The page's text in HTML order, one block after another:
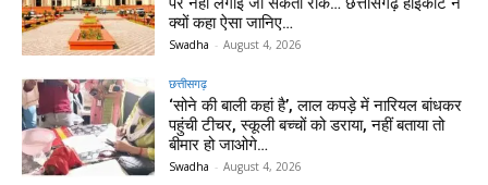
क्यों कहा ऐसा जानिए…
Swadha - August 4, 2026
छत्तीसगढ़
‘सोने की बाली कहां है’, लाल कपड़े में नारियल बांधकर
पहुंची टीचर, स्कूली बच्चों को डराया, नहीं बताया तो
बीमार हो जाओगे…
Swadha - August 4, 2026